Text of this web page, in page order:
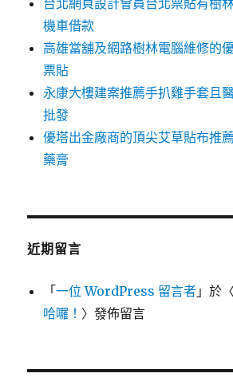
台北網頁設計會員台北票貼有樹
機車借款
高雄當舖及網路樹林電腦維修的
票貼
永康大樓建案推薦手扒雞手套且
批發
優塔出金廠商的頂尖艾草貼布推
藥膏
近期留言
「一位 WordPress 留言者 」於
哈囉！ 〉發佈留言